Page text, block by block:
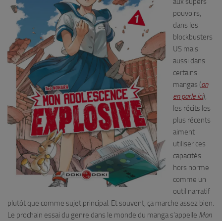
pouvoirs,
dans les
blockbusters
US mais
aussi dans
certains
mangas (on
en parle ici),
les récits les
plus récents
aiment
utiliser ces
capacités
hors norme
comme un
outil narratif
plutôt que comme sujet principal. Et souvent, ça marche assez bien.
Le prochain essai du genre dans le monde du manga s’appelle Mon